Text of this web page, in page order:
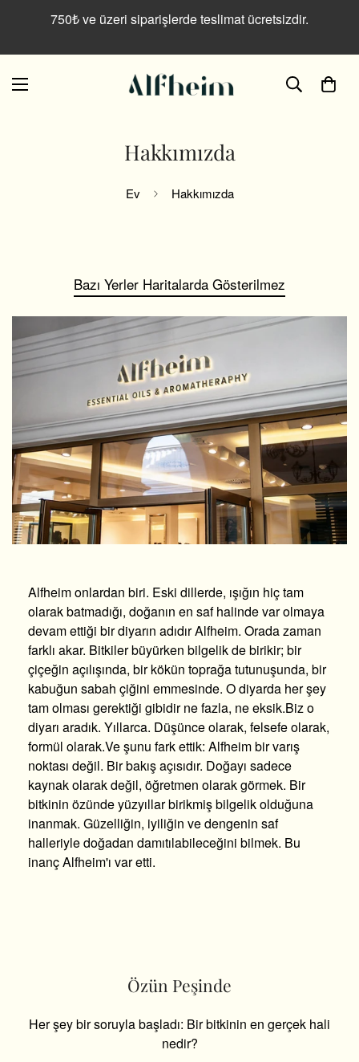
750₺ ve üzeri siparişlerde teslimat ücretsizdir.
Hakkımızda
Ev Hakkımızda
Bazı Yerler Haritalarda Gösterilmez
Alfheim onlardan biri. Eski dillerde, ışığın hiç tam
olarak batmadığı, doğanın en saf halinde var olmaya
devam ettiği bir diyarın adıdır Alfheim. Orada zaman
farklı akar. Bitkiler büyürken bilgelik de birikir; bir
çiçeğin açılışında, bir kökün toprağa tutunuşunda, bir
kabuğun sabah çiğini emmesinde. O diyarda her şey
tam olması gerektiği gibidir ne fazla, ne eksik.Biz o
diyarı aradık. Yıllarca. Düşünce olarak, felsefe olarak,
formül olarak.Ve şunu fark ettik: Alfheim bir varış
noktası değil. Bir bakış açısıdır. Doğayı sadece
kaynak olarak değil, öğretmen olarak görmek. Bir
bitkinin özünde yüzyıllar birikmiş bilgelik olduğuna
inanmak. Güzelliğin, iyiliğin ve dengenin saf
halleriyle doğadan damıtılabileceğini bilmek. Bu
inanç Alfheim'ı var etti.
Özün Peşinde
Her şey bir soruyla başladı: Bir bitkinin en gerçek hali
nedir?